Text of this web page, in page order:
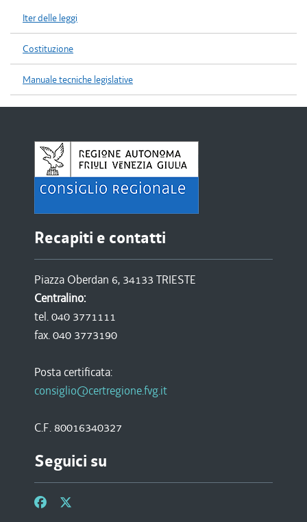
Iter delle leggi
Costituzione
Manuale tecniche legislative
Recapiti e contatti
Piazza Oberdan 6, 34133 TRIESTE
Centralino:
tel. 040 3771111
fax. 040 3773190
Posta certificata:
consiglio@certregione.fvg.it
C.F. 80016340327
Seguici su